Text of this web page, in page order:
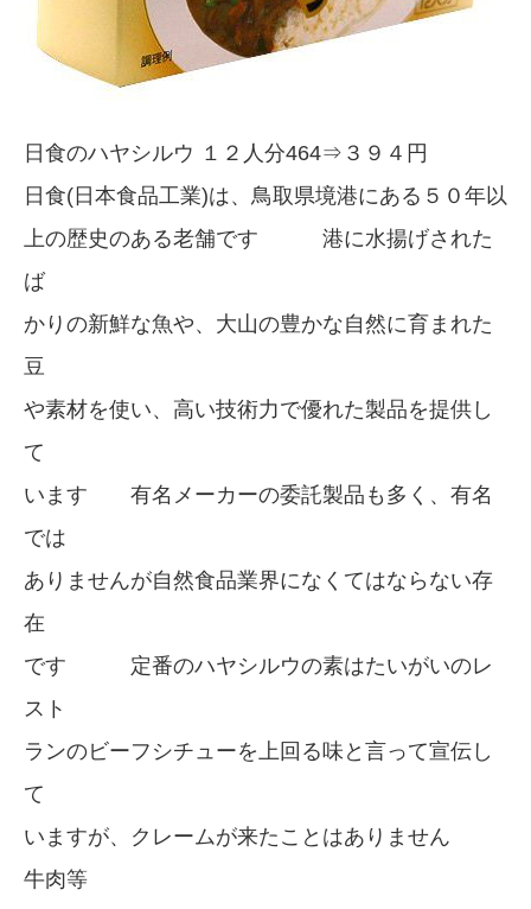
日食のハヤシルウ １２人分464⇒３９４円
日食(日本食品工業)は、鳥取県境港にある５０年以
上の歴史のある老舗です 港に水揚げされた
ば
かりの新鮮な魚や、大山の豊かな自然に育まれた
豆
や素材を使い、高い技術力で優れた製品を提供し
て
います 有名メーカーの委託製品も多く、有名
では
ありませんが自然食品業界になくてはならない存
在
です 定番のハヤシルウの素はたいがいのレ
スト
ランのビーフシチューを上回る味と言って宣伝し
て
いますが、クレームが来たことはありません
牛肉等